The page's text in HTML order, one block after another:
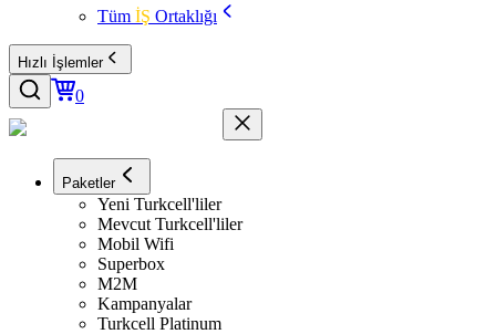
Tüm İŞ Ortaklığı
Hızlı İşlemler
0
Paketler
Yeni Turkcell'liler
Mevcut Turkcell'liler
Mobil Wifi
Superbox
M2M
Kampanyalar
Turkcell Platinum